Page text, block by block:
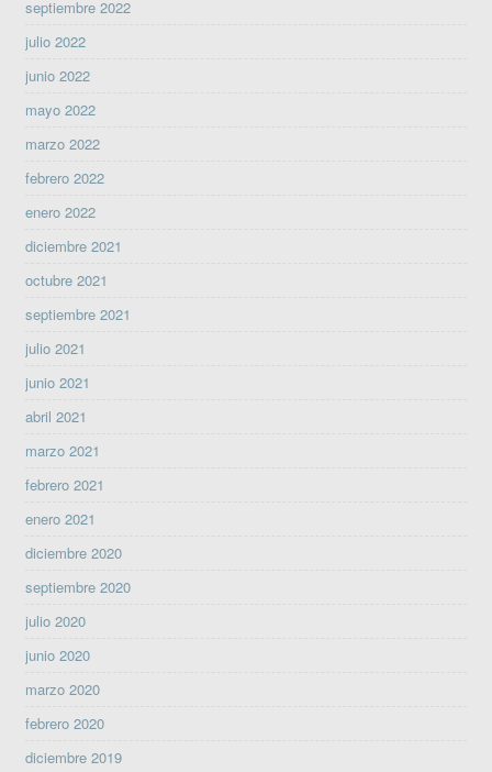
septiembre 2022
julio 2022
junio 2022
mayo 2022
marzo 2022
febrero 2022
enero 2022
diciembre 2021
octubre 2021
septiembre 2021
julio 2021
junio 2021
abril 2021
marzo 2021
febrero 2021
enero 2021
diciembre 2020
septiembre 2020
julio 2020
junio 2020
marzo 2020
febrero 2020
diciembre 2019